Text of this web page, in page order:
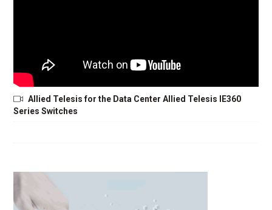
Allied Telesis for the Data Center Allied Telesis IE360
Series Switches